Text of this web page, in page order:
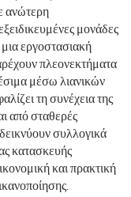
ανώτερη
μονάδες
εργοστασιακή
πλεονεκτήματα
μέσω λιανικών
τη συνέχεια της
από σταθερές
συλλογικά
κατασκευής
και πρακτική